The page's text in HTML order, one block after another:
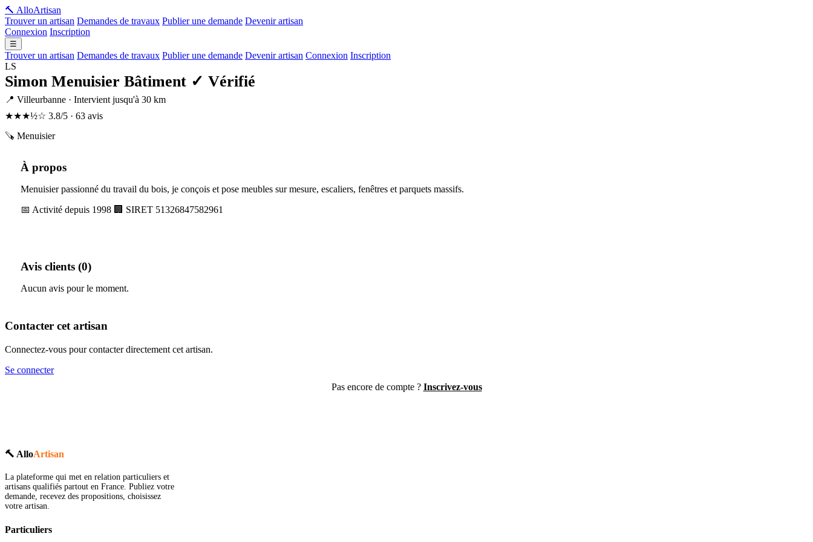
🔨 AlloArtisan
Trouver un artisan Demandes de travaux Publier une demande Devenir artisan
Connexion Inscription
☰
Trouver un artisan Demandes de travaux Publier une demande Devenir artisan Connexion Inscription
LS
Simon Menuisier Bâtiment ✓ Vérifié
📍 Villeurbanne · Intervient jusqu'à 30 km
★★★½☆ 3.8/5 · 63 avis
🪚 Menuisier
À propos
Menuisier passionné du travail du bois, je conçois et pose meubles sur mesure, escaliers, fenêtres et parquets massifs.
📅 Activité depuis 1998 🏢 SIRET 51326847582961
Avis clients (0)
Aucun avis pour le moment.
Contacter cet artisan
Connectez-vous pour contacter directement cet artisan.
Se connecter
Pas encore de compte ? Inscrivez-vous
🔨 AlloArtisan
La plateforme qui met en relation particuliers et
artisans qualifiés partout en France. Publiez votre
demande, recevez des propositions, choisissez
votre artisan.
Particuliers